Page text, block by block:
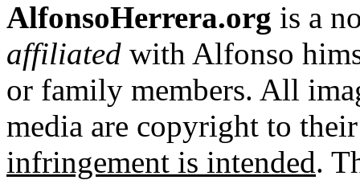
AlfonsoHerrera.org is a
affiliated with Alfonso
or family members. All
media are copyright to
infringement is intended.